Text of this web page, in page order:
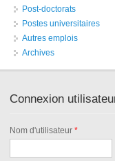
Post-doctorats
Postes universitaires
Autres emplois
Archives
Connexion
Nom d'utilisateur*